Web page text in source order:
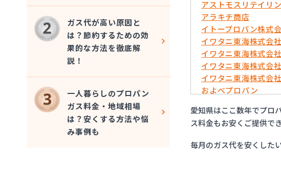
アストモスリテイリ
アラキチ商店
イトープロパン株式
イワタニ東海株式会
イワタニ東海株式会
イワタニ東海株式会
イワタニ東海株式会
およべプロパン
ガステックサービス
ガステックサービス
ガステックサービス
ガステックサービス
愛知県はここ数年でプロ
ス料金もお安くご提供で
毎月のガス代を安くした
ガス代が高い原因と
は？節約するための効
果的な方法を徹底解
説！
一人暮らしのプロパン
ガス料金・地域相場
は？安くする方法や悩
み事例も